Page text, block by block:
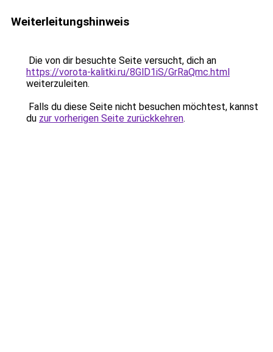
Weiterleitungshinweis
Die von dir besuchte Seite versucht, dich an
https://vorota-kalitki.ru/8GlD1iS/GrRaQmc.html
weiterzuleiten.
Falls du diese Seite nicht besuchen möchtest, kannst
du zur vorherigen Seite zurückkehren.